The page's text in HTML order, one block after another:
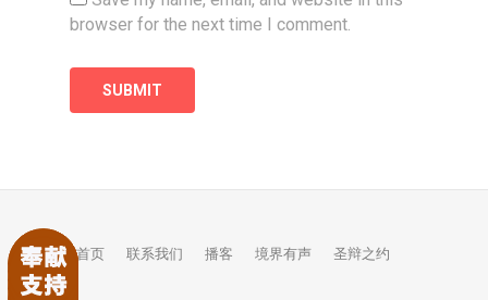
browser for the next time I comment.
首页 联系我们 播客 境界有声 圣辩之约